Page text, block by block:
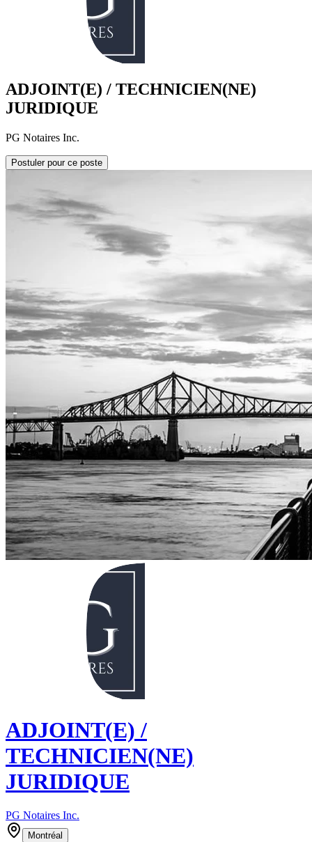
ADJOINT(E) / TECHNICIEN(NE)
JURIDIQUE
PG Notaires Inc.
Postuler pour ce poste
ADJOINT(E) /
TECHNICIEN(NE)
JURIDIQUE
PG Notaires Inc.
Montréal